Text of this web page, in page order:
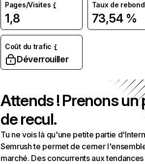
Pages/Visites
1,8
Taux de rebond
73,54 %
Coût du trafic
Déverrouiller
Attends ! Prenons un
de recul.
Tu ne vois là qu'une petite partie
Semrush te permet de cerner
marché. Des concurrents aux